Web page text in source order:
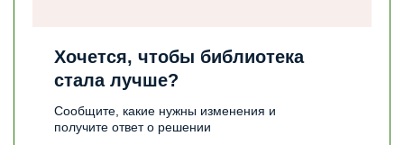
Хочется, чтобы библиотека
стала лучше?
Сообщите, какие нужны изменения и
получите ответ о решении